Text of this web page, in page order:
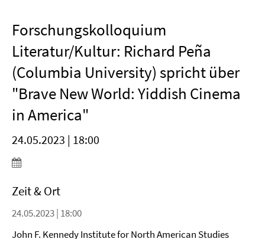
Forschungskolloquium
Literatur/Kultur: Richard Peña
(Columbia University) spricht über
"Brave New World: Yiddish Cinema
in America"
24.05.2023 | 18:00
Zeit & Ort
24.05.2023 | 18:00
John F. Kennedy Institute for North American Studies